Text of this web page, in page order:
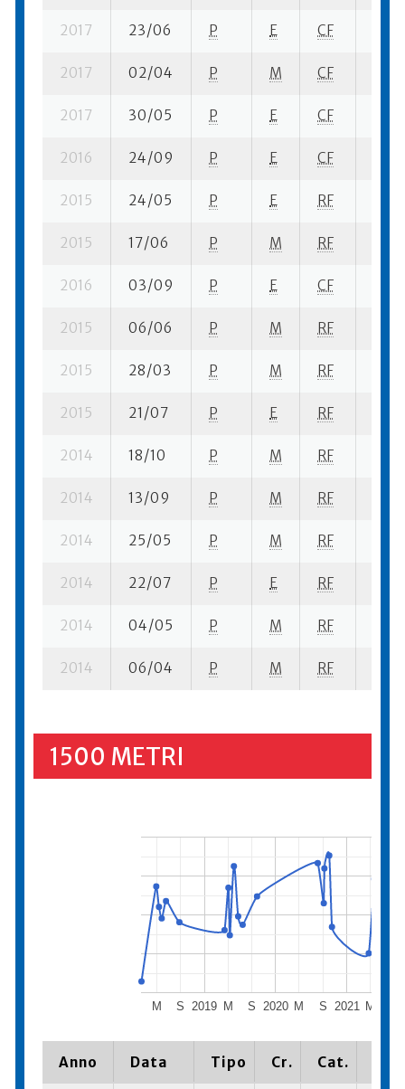
2017 23/06 P E CF
2017 02/04 P M CF
2017 30/05 P E CF
2016 24/09 P E CF
2015 24/05 P E RF
2015 17/06 P M RF
2016 03/09 P E CF
2015 06/06 P M RF
2015 28/03 P M RF
2015 21/07 P E RF
2014 18/10 P M RF
2014 13/09 P M RF
2014 25/05 P M RF
2014 22/07 P E RF
2014 04/05 P M RF
2014 06/04 P M RF
1500 METRI
2019 2020 2021
M S M S M S M
Anno Data Tipo Cr. Cat.